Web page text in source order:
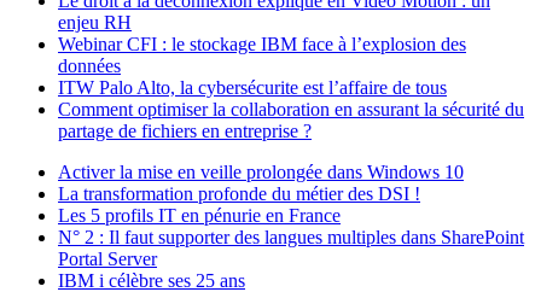
enjeu RH
Webinar CFI : le stockage IBM face à l’explosion des
données
ITW Palo Alto, la cybersécurite est l’affaire de tous
Comment optimiser la collaboration en assurant la sécurité du
partage de fichiers en entreprise ?
Activer la mise en veille prolongée dans Windows 10
La transformation profonde du métier des DSI !
Les 5 profils IT en pénurie en France
N° 2 : Il faut supporter des langues multiples dans SharePoint
Portal Server
IBM i célèbre ses 25 ans